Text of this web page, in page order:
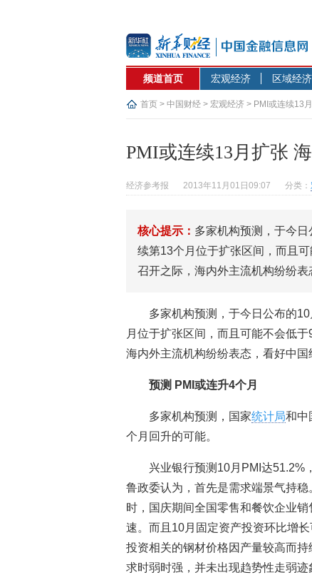
频道首页 宏观经济 区域经济
首页 > 中国财经 > 宏观经济 > PMI或连续13
PMI或连续13月扩张
经济参考报 2013年11月01日09:07 分类：
核心提示： 多家机构预测，于今
续第13个月位于扩张区间，而且
召开之际，海内外主流机构纷纷表
多家机构预测，于今日公布的
月位于扩张区间，而且可能不会低
海内外主流机构纷纷表态，看好中国
预测 PMI 或连升4个月
多家机构预测，国家统计局和中
个月回升的可能。
兴业银行预测10月PMI达51.2%
鲁政委认为，首先是需求端景气持稳
时，国庆期间全国零售和餐饮企业
速。而且10月固定资产投资环比增
投资相关的钢材价格因产量较高而
求时弱时强，并未出现趋势性走弱